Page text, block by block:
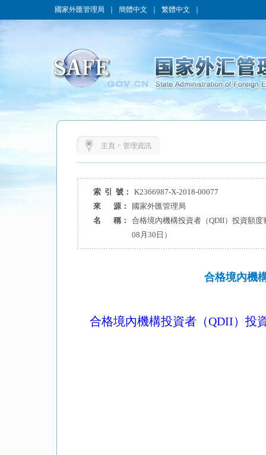
國家外匯管理局 簡體中文 繁體中文
主頁 > 管理資訊
索 引 號：
K2366987-X-2018-00077
來 源：
國家外匯管理局
名 稱：
合格境內機構投資者（QDII）投資額
08月30日）
合格境內機
合格境內機構投資者（QDII）投